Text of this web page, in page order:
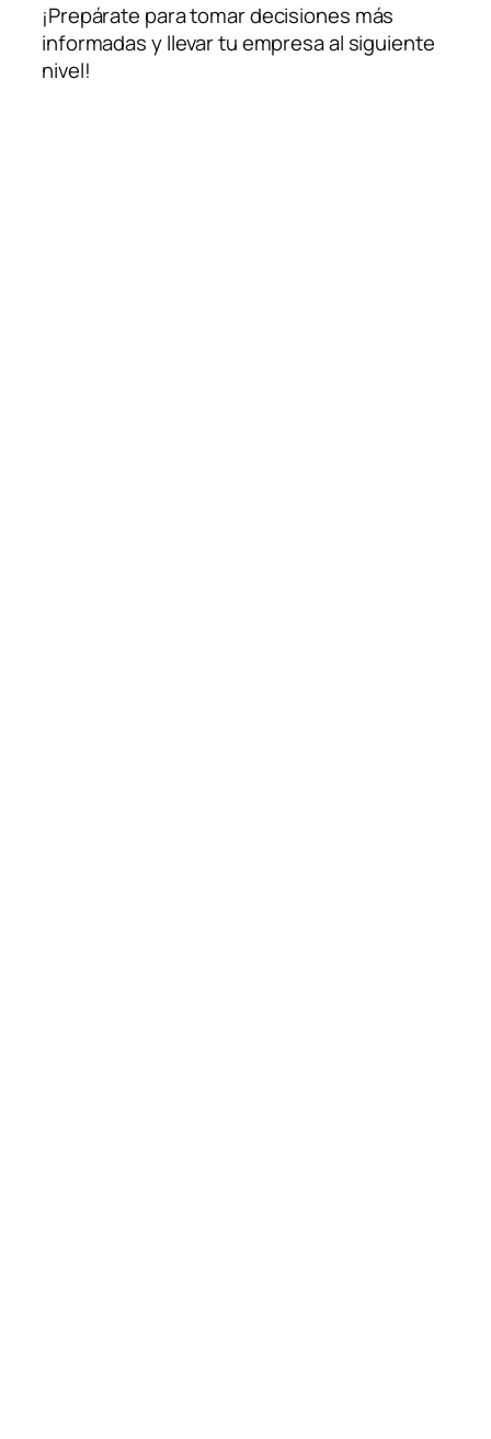
¡Prepárate para tomar decisiones más
informadas y llevar tu empresa al siguiente
nivel!